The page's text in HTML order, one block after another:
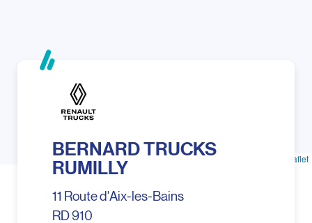
BERNARD TRUCKS
RUMILLY
11 Route d'Aix-les-Bains
RD 910
Leaflet